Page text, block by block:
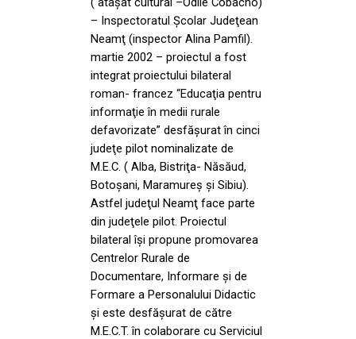
– Inspectoratul Şcolar Judeţean
Neamţ (inspector Alina Pamfil).
martie 2002 – proiectul a fost
integrat proiectului bilateral
roman- francez “Educaţia pentru
informaţie în medii rurale
defavorizate” desfăşurat în cinci
judeţe pilot nominalizate de
M.E.C. ( Alba, Bistriţa- Năsăud,
Botoşani, Maramureş şi Sibiu).
Astfel judeţul Neamţ face parte
din judeţele pilot. Proiectul
bilateral îşi propune promovarea
Centrelor Rurale de
Documentare, Informare şi de
Formare a Personalului Didactic
şi este desfăşurat de către
M.E.C.T. în colaborare cu Serviciul